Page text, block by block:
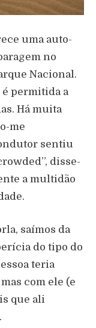
uma auto-
no
Nacional.
é permitida a
Há muita
me
sentiu
disse-
a multidão
saímos da
do tipo do
teria
com ele (e
que ali